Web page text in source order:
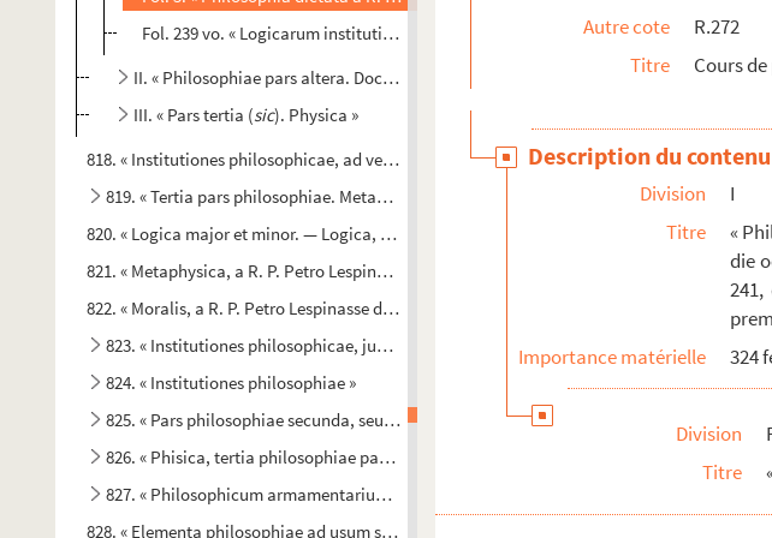
Fol. 239 vo. « Logicarum institutionum finis. Die januarii 21, anno 1721. » Tables
II. « Philosophiae pars altera. Doctrina morum »
III. « Pars tertia (sic). Physica »
818. « Institutiones philosophicae, ad veterum atque recentiorum intelligentiam comparatae.
819. « Tertia pars philosophiae. Metaphysica »
820. « Logica major et minor. — Logica, philosophiae prima pars, ex codicibus Joannis
821. « Metaphysica, a R. P. Petro Lespinasse dictata in collegio Societatis Jesu Massiliensis »
822. « Moralis, a R. P. Petro Lespinasse dictata, 1733, in aula Societatis Jesu Massiliensis »
823. « Institutiones philosophicae, juxta mentem divi Thomae, doctoris angelici. Romae,
824. « Institutiones philosophiae »
825. « Pars philosophiae secunda, seu metaphysica, anno 1754. » — Ontologie,
826. « Phisica, tertia philosophiae pars. » — Entre les pages 282 et 283, on trouve un très joli
827. « Philosophicum armamentarium, seu in universam philosophiam disputationes, ad
828. « Elementa philosophiae ad usum scholae accommodata. Parisiis, anno M. DCC. LXII »
Autre cote
R.272
Titre
Cours
Description du contenu
Division
I
Titre
«
die
Importance matérielle
324
Division
Titre